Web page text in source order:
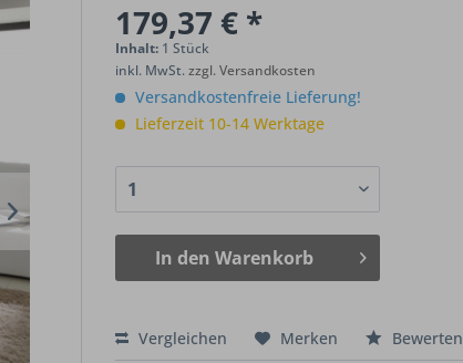
179,37 € *
Inhalt: 1 Stück
inkl. MwSt.zzgl. Versandkosten
Versandkostenfreie Lieferung!
Lieferzeit 10-14 Werktage
In den Warenkorb
Vergleichen Merken Bewerten